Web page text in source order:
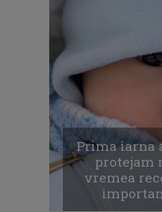
Prima iarna
protejam
vremea